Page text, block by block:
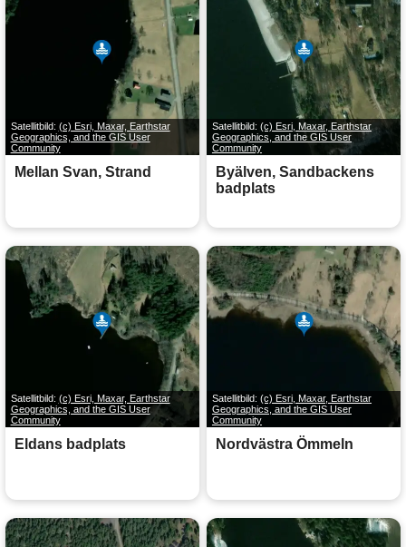
Satellitbild: (c) Esri, Maxar, Earthstar
Geographics, and the GIS User
Community
Mellan Svan, Strand
Satellitbild: (c) Esri, Maxar, Earthstar
Geographics, and the GIS User
Community
Byälven, Sandbackens
badplats
Satellitbild: (c) Esri, Maxar, Earthstar
Geographics, and the GIS User
Community
Eldans badplats
Satellitbild: (c) Esri, Maxar, Earthstar
Geographics, and the GIS User
Community
Nordvästra Ömmeln